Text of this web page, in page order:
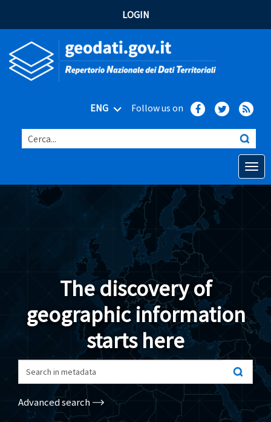
LOGIN
ENG Follow us on
Cerca...
Open
Home
Documents
News
Geoviewer(Opens in a new window)
Help(apre in una nuova finestra)
The discovery of
geographic information
starts here
Advanced search